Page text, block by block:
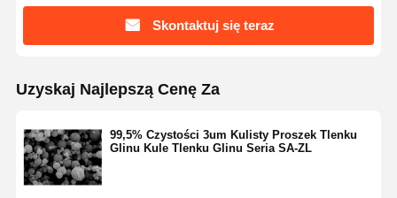
Dom Produkty O Nas
Wycieczka
Skontaktuj się teraz
Uzyskaj Najlepszą Cenę Za
99,5% Czystości 3um Kulisty Proszek Tlenku
Glinu Kule Tlenku Glinu Seria SA-ZL